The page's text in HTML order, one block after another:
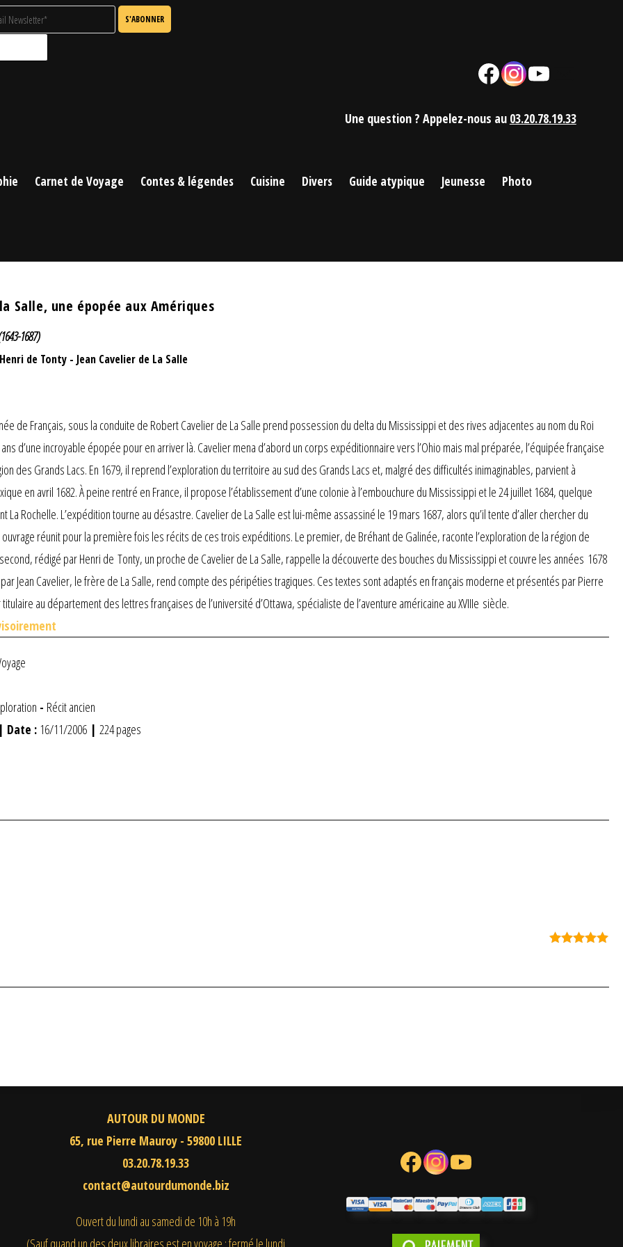
FacebookInstagramYouTube
Une question ? Appelez-nous au 03.20.78.19.33
Carnet de Voyage Contes & légendes Cuisine Divers Guide atypique Jeunesse Photo
Salle, une épopée aux Amériques
1687)
Henri de Tonty- Jean Cavelier de La Salle
de Français, sous la conduite de Robert Cavelier de La Salle prend possession du delta du Mississippi et des rives adjacentes au nom du Roi
d’une incroyable épopée pour en arriver là. Cavelier mena d’abord un corps expéditionnaire vers l’Ohio mais mal préparée, l’équipée française
des Grands Lacs. En 1679, il reprend l’exploration du territoire au sud des Grands Lacs et, malgré des difficultés inimaginables, parvient à
en avril 1682. À peine rentré en France, il propose l’établissement d’une colonie à l’embouchure du Mississippi et le 24 juillet 1684, quelque
La Rochelle. L’expédition tourne au désastre. Cavelier de La Salle est lui-même assassiné le 19 mars 1687, alors qu’il tente d’aller chercher du
réunit pour la première fois les récits de ces trois expéditions. Le premier, de Bréhant de Galinée, raconte l’exploration de la région de
second, rédigé par Henri de Tonty, un proche de Cavelier de La Salle, rappelle la découverte des bouches du Mississippi et couvre les années 1678
Jean Cavelier, le frère de La Salle, rend compte des péripéties tragiques. Ces textes sont adaptés en français moderne et présentés par Pierre
au département des lettres françaises de l’université d’Ottawa, spécialiste de l’aventure américaine au XVIIIe siècle.
- Récit ancien
| Date : 16/11/2006| 224 pages
AUTOUR DU MONDE
65, rue Pierre Mauroy - 59800 LILLE
03.20.78.19.33
contact@autourdumonde.biz
Ouvert du lundi au samedi de 10h à 19h
(Sauf quand un des deux libraires est en voyage : fermé le lundi
Facebook Instagram YouTube